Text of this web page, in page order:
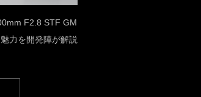
F2.8 STF GM
力を開発陣が解説